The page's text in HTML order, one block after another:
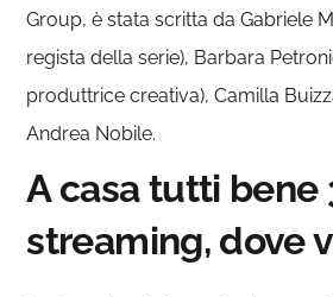
Group, è stata scritta da Gabriele
regista della serie), Barbara
produttrice creativa), Camilla
Andrea Nobile.
A casa tutti bene
streaming, dove